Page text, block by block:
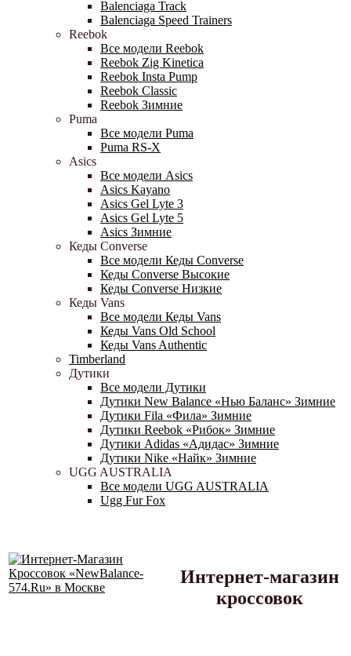
Balenciaga Track
Balenciaga Speed Trainers
Reebok
Все модели Reebok
Reebok Zig Kinetica
Reebok Insta Pump
Reebok Classic
Reebok Зимние
Puma
Все модели Puma
Puma RS-X
Asics
Все модели Asics
Asics Kayano
Asics Gel Lyte 3
Asics Gel Lyte 5
Asics Зимние
Кеды Converse
Все модели Кеды Converse
Кеды Converse Высокие
Кеды Converse Низкие
Кеды Vans
Все модели Кеды Vans
Кеды Vans Old School
Кеды Vans Authentic
Timberland
Дутики
Все модели Дутики
Дутики New Balance «Нью Баланс» Зимние
Дутики Fila «Фила» Зимние
Дутики Reebok «Рибок» Зимние
Дутики Adidas «Адидас» Зимние
Дутики Nike «Найк» Зимние
UGG AUSTRALIA
Все модели UGG AUSTRALIA
Ugg Fur Fox
Интернет-магазин
кроссовок